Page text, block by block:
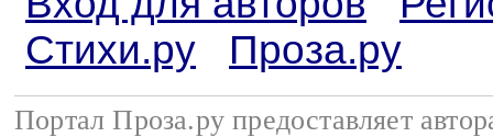
Стихи.ру
Проза.ру
Портал Проза.ру предоставляет